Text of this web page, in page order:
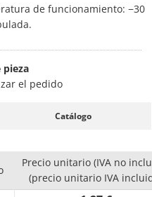
de funcionamiento: −30
pieza
el pedido
Catálogo
Precio unitario (IVA no
(precio unitario IVA